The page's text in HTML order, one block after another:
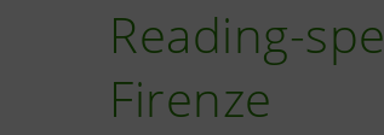
Reading-
Firenze